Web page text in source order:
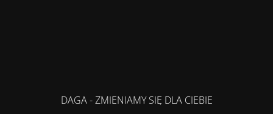
DAGA - ZMIENIAMY SIĘ DLA CIEBIE